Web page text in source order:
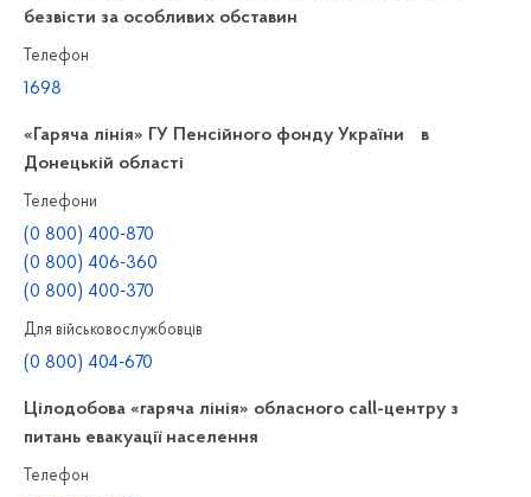
безвісти за особливих обставин
Телефон
1698
«Гаряча лінія» ГУ Пенсійного фонду України в
Донецькій області
Телефони
(0 800) 400-870
(0 800) 406-360
(0 800) 400-370
Для військовослужбовців
(0 800) 404-670
Цілодобова «гаряча лінія» обласного call-центру з
питань евакуації населення
Телефон